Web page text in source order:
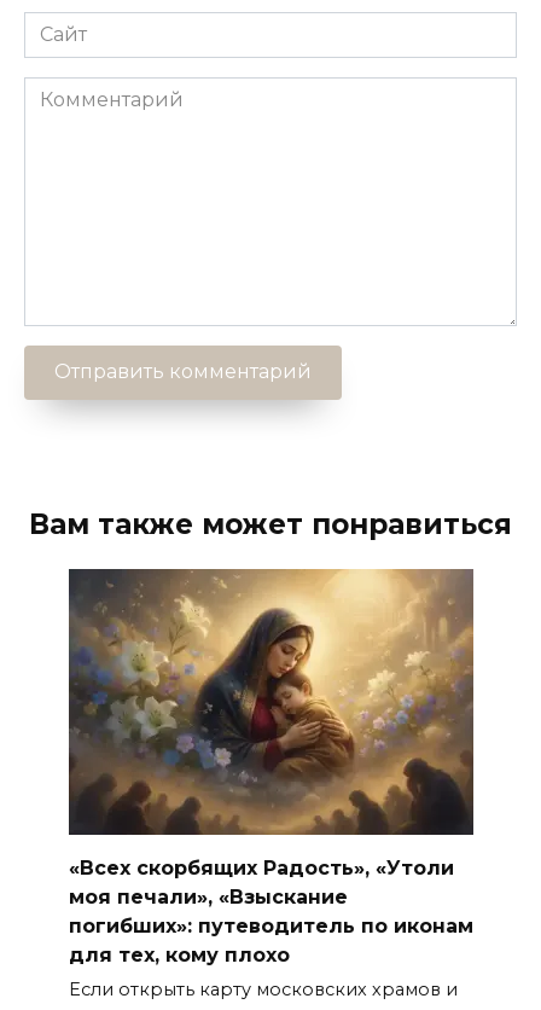
Сайт
Комментарий
Вам также может понравиться
«Всех скорбящих Радость», «Утоли
моя печали», «Взыскание
погибших»: путеводитель по иконам
для тех, кому плохо
Если открыть карту московских храмов и